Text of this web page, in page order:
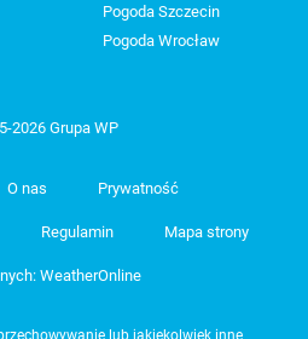
Pogoda Szczecin
Pogoda Wrocław
2026 Grupa WP
O nas Prywatność
Regulamin Mapa strony
WeatherOnline
lub jakiekolwiek inne